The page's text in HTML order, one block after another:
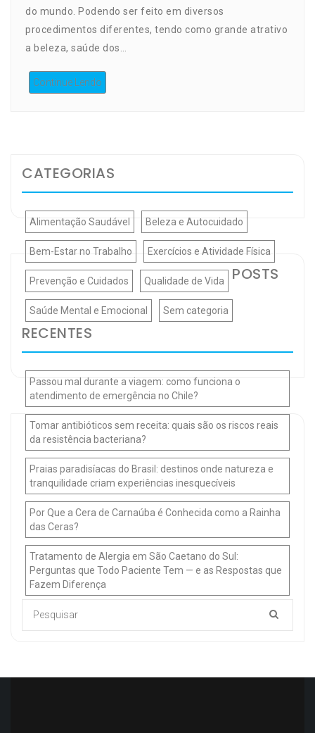
do mundo. Podendo ser feito em diversos
procedimentos diferentes, tendo como grande atrativo
a beleza, saúde dos…
Continue Lendo
CATEGORIAS
Alimentação Saudável Beleza e Autocuidado
Bem-Estar no Trabalho Exercícios e Atividade Física
Prevenção e Cuidados Qualidade de Vida
Saúde Mental e Emocional Sem categoria
POSTS
RECENTES
Passou mal durante a viagem: como funciona o
atendimento de emergência no Chile?
Tomar antibióticos sem receita: quais são os riscos reais
da resistência bacteriana?
Praias paradisíacas do Brasil: destinos onde natureza e
tranquilidade criam experiências inesquecíveis
Por Que a Cera de Carnaúba é Conhecida como a Rainha
das Ceras?
Tratamento de Alergia em São Caetano do Sul:
Perguntas que Todo Paciente Tem — e as Respostas que
Fazem Diferença